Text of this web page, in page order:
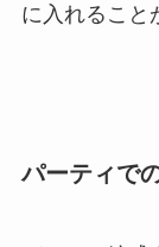
に入れること
パーティで